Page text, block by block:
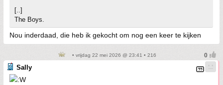
[..]
The Boys.
Nou inderdaad, die heb ik gekocht om nog een keer te kijken
• vrijdag 22 mei 2026 @ 23:41 • 216
Sally